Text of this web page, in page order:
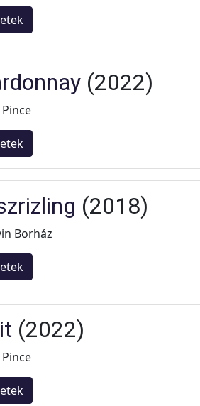
(2022)
(2018)
Borház
(2022)